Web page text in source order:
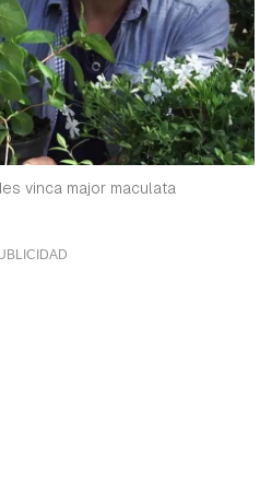
vinca major maculata